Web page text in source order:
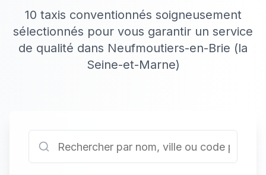
10 taxis conventionnés soigneusement
sélectionnés pour vous garantir un service
de qualité dans Neufmoutiers-en-Brie (la
Seine-et-Marne)